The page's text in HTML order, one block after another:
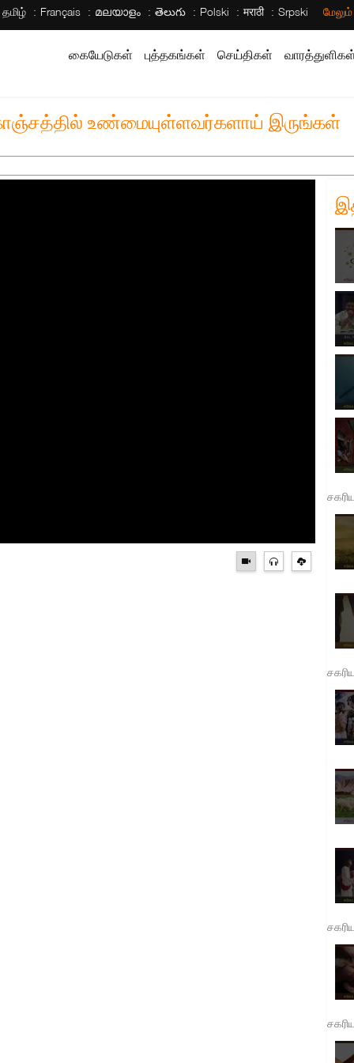
தமிழ் Français മലയാളം తెలుగు Polski मराठी Srpski
கையேடுகள் புத்தகங்கள் செய்திகள்
உண்மையுள்ளவர்களாய் இருங்கள்